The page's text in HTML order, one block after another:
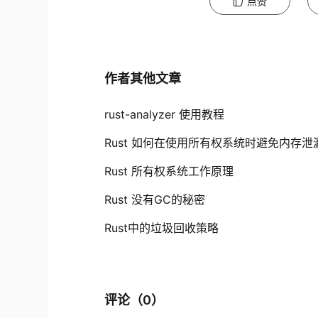
作者其他文章
rust-analyzer 使用教程
Rust 如何在使用所有权系统时避免内存泄
Rust 所有权系统工作原理
Rust 没有GC的秘密
Rust中的垃圾回收策略
评论（0）